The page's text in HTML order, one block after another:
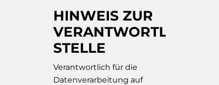
HINWEIS ZUR
VERANTWORTLICHEN
STELLE
Verantwortlich für die
Datenverarbeitung auf